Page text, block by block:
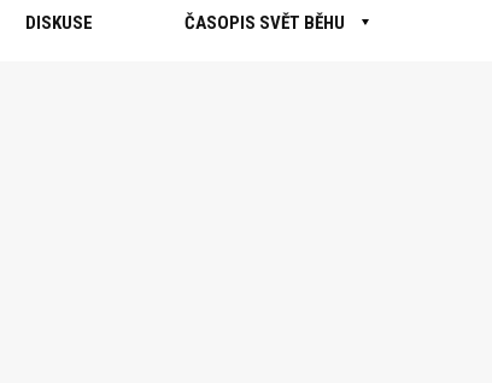
DISKUSE ČASOPIS SVĚT BĚHU